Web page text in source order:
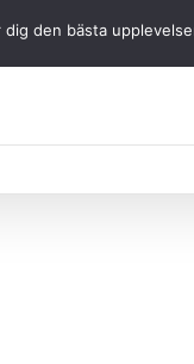
den bästa